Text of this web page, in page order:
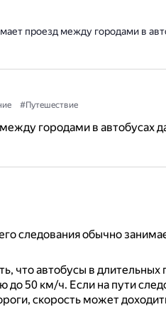
проезд между городами в
#Путешествие
городами в автобусах
следования обычно
что автобусы в длительных
до 50 км/ч. Если на пути
скорость может